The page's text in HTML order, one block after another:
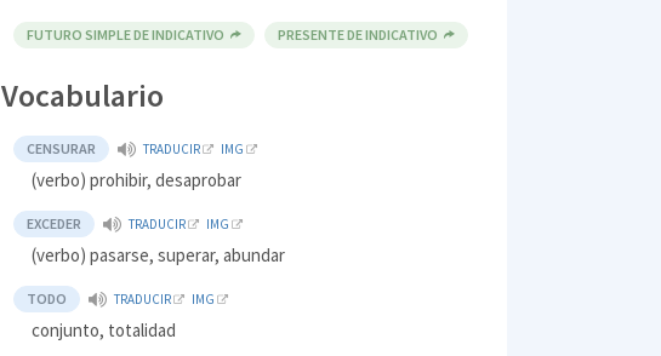
FUTURO SIMPLE DE INDICATIVO PRESENTE DE INDICATIVO
Vocabulario
CENSURAR TRADUCIR IMG
(verbo) prohibir, desaprobar
EXCEDER TRADUCIR IMG
(verbo) pasarse, superar, abundar
TODO TRADUCIR IMG
conjunto, totalidad